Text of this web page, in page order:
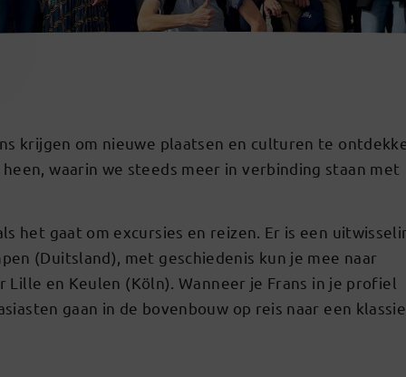
krijgen om nieuwe plaatsen en culturen te
waarin we steeds meer in verbinding staan met
het gaat om excursies en reizen. Er is een
(Duitsland), met geschiedenis kun je mee naar
en Keulen (Köln). Wanneer je Frans in je profiel
gaan in de bovenbouw op reis naar een